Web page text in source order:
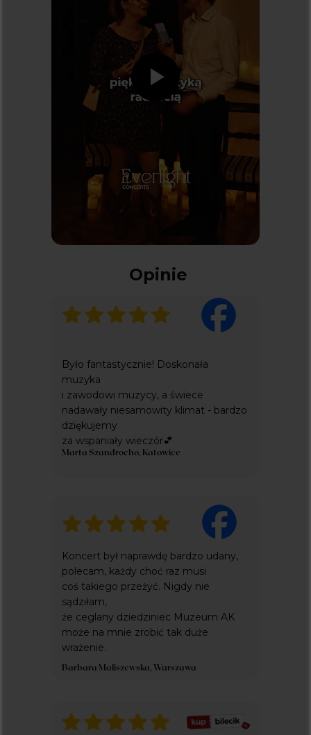
Barbara Maliszewska, Warszawa
Koncert był naprawdę bardzo udany,
polecam, każdy choć raz musi
coś takiego przeżyć. Nigdy nie
sądziłam,
że ceglany dziedziniec Muzeum AK
może na mnie zrobić tak duże
wrażenie.
Było fantastycznie! Doskonała
muzyka
i zawodowi muzycy, a świece
nadawały niesamowity klimat - bardzo
dziękujemy
za wspaniały wieczór💕
Marta Szandrocho, Katowice
Opinie
+48 22 699 99 40
INNE ZAPYTANIA:
SPRAWY DOTYCZĄCE BILETÓW:
+48 576 337 833
EVERLIGHT.CONCERTS@GMAIL.COM
KONCERTY W KRAKOWIE
KONCERTY W POZNANIU
KONCERTY W WARSZAWIE
KONCERTY W BIAŁYMSTOKU
KONCERTY W KATOWICACH
Koncerty
everlight concerts to projekt fundacji
pestka
wspierający cele statutowe